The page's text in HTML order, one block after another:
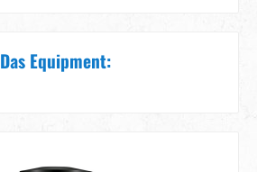
Das Equipment: